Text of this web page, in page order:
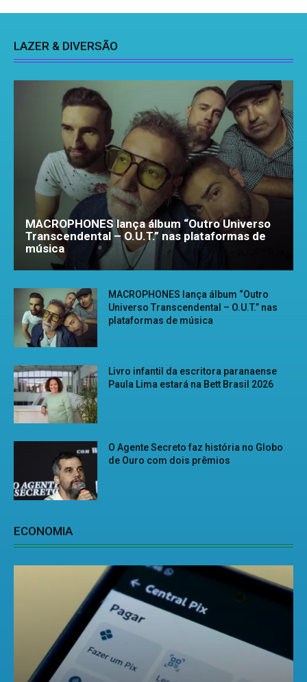
LAZER & DIVERSÃO
MACROPHONES lança álbum “Outro Universo
Transcendental – O.U.T.” nas plataformas de
música
MACROPHONES lança álbum “Outro
Universo Transcendental – O.U.T.” nas
plataformas de música
Livro infantil da escritora paranaense
Paula Lima estará na Bett Brasil 2026
O Agente Secreto faz história no Globo
de Ouro com dois prêmios
ECONOMIA